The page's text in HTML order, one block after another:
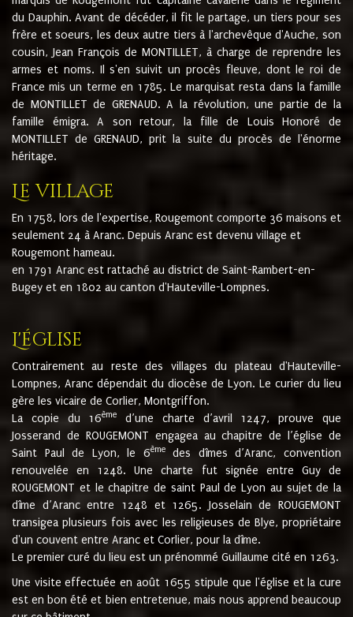
du Dauphin. Avant de décéder, il fit le partage, un tiers pour ses
frère et soeurs, les deux autre tiers à l'archevêque d'Auche, son
cousin, Jean François de MONTILLET, à charge de reprendre les
armes et noms. Il s'en suivit un procès fleuve, dont le roi de
France mis un terme en 1785. Le marquisat resta dans la famille
de MONTILLET de GRENAUD. A la révolution, une partie de la
famille émigra. A son retour, la fille de Louis Honoré de
MONTILLET de GRENAUD, prit la suite du procès de l'énorme
héritage.
Le village
En 1758, lors de l'expertise, Rougemont comporte 36 maisons et
seulement 24 à Aranc. Depuis Aranc est devenu village et
Rougemont hameau.
en 1791 Aranc est rattaché au district de Saint-Rambert-en-
Bugey et en 1802 au canton d'Hauteville-Lompnes.
L'église
Contrairement au reste des villages du plateau d'Hauteville-
Lompnes, Aranc dépendait du diocèse de Lyon. Le curier du lieu
gère les vicaire de Corlier, Montgriffon.
La copie du 16ème
d’une charte d’avril 1247, prouve que
Josserand de ROUGEMONT engagea au chapitre de l’église de
Saint Paul de Lyon, le 6èmedes dîmes d’Aranc, convention
renouvelée en 1248. Une charte fut signée entre Guy de
ROUGEMONT et le chapitre de saint Paul de Lyon au sujet de la
dîme d’Aranc entre 1248 et 1265. Josselain de ROUGEMONT
transigea plusieurs fois avec les religieuses de Blye, propriétaire
d'un couvent entre Aranc et Corlier, pour la dîme.
Le premier curé du lieu est un prénommé Guillaume cité en 1263.
Une visite effectuée en août 1655 stipule que l'église et la cure
est en bon été et bien entretenue, mais nous apprend beaucoup